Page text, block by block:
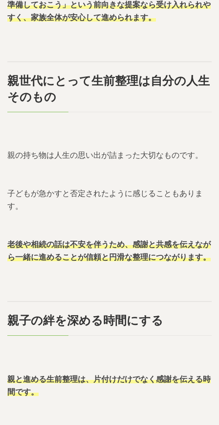
準備しておこう」という前向きな提案なら受け入れられや
すく、家族全体が安心して進められます。
親世代にとって生前整理は自分の人生
そのもの
親の持ち物は人生の思い出が詰まった大切なものです。
子どもが急かすと否定されたように感じることもありま
す。
老後や相続の話は不安を伴うため、感謝と共感を伝えなが
ら一緒に進めることが信頼と円滑な整理につながります。
親子の絆を深める時間にする
親と進める生前整理は、片付けだけでなく感謝を伝える時
間です。